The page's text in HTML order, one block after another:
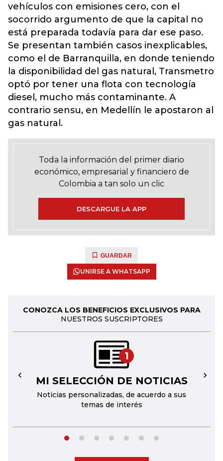
vehículos con emisiones cero, con el
socorrido argumento de que la capital no
está preparada todavía para dar ese paso.
Se presentan también casos inexplicables,
como el de Barranquilla, en donde teniendo
la disponibilidad del gas natural, Transmetro
optó por tener una flota con tecnología
diesel, mucho más contaminante. A
contrario sensu, en Medellín le apostaron al
gas natural.
Toda la información del primer diario
económico, empresarial y financiero de
Colombia a tan solo un clic
DESCARGUE LA APP
GUARDAR
UNIRSE A WHATSAPP
CONOZCA LOS BENEFICIOS EXCLUSIVOS PARA
NUESTROS SUSCRIPTORES
1
MI SELECCIÓN DE NOTICIAS
Noticias personalizadas, de acuerdo a sus
temas de interés
← →